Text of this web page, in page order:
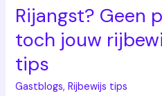
Rijangst? Geen
toch jouw
tips
Gastblogs,Rijbewijs tips
tips